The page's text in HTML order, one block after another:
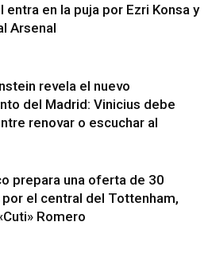
entra en la puja por Ezri Konsa y
Arsenal
revela el nuevo
del Madrid: Vinicius debe
renovar o escuchar al
prepara una oferta de 30
el central del Tottenham,
Romero